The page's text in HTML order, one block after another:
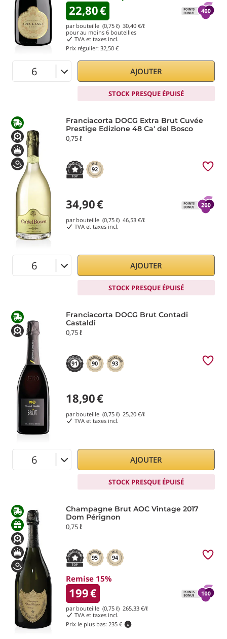
22,80€
par bouteille (0,75 ℓ) 30,40 €/ℓ
pour au moins 6 bouteilles
TVA et taxes incl.
Prix régulier: 32,50 €
AJOUTER
STOCK PRESQUE ÉPUISÉ
Franciacorta DOCG Extra Brut Cuvée
Prestige Edizione 48 Ca' del Bosco
0,75 ℓ
92
34,90€
par bouteille (0,75 ℓ) 46,53 €/ℓ
TVA et taxes incl.
AJOUTER
STOCK PRESQUE ÉPUISÉ
Franciacorta DOCG Brut Contadi
Castaldi
0,75 ℓ
91 90 93
18,90€
par bouteille (0,75 ℓ) 25,20 €/ℓ
TVA et taxes incl.
AJOUTER
STOCK PRESQUE ÉPUISÉ
Champagne Brut AOC Vintage 2017
Dom Pérignon
0,75 ℓ
95 94
Remise 15%
199€
par bouteille (0,75 ℓ) 265,33 €/ℓ
TVA et taxes incl.
Prix le plus bas: 235 €